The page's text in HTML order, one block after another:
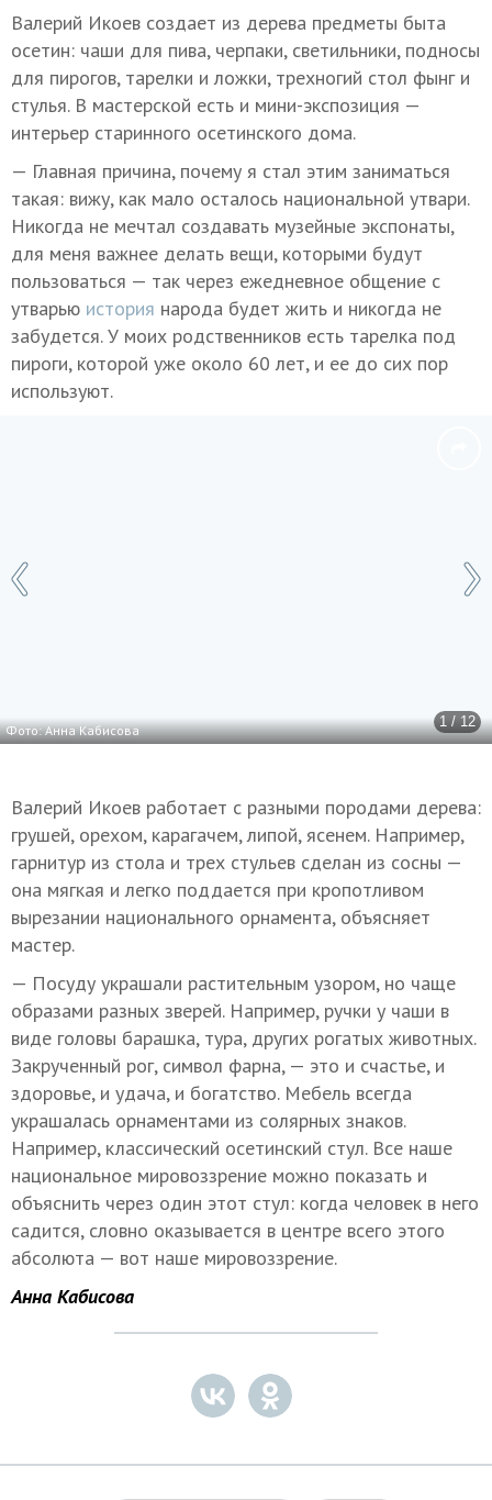
Валерий Икоев создает из дерева предметы быта
осетин: чаши для пива, черпаки, светильники, подносы
для пирогов, тарелки и ложки, трехногий стол фынг и
стулья. В мастерской есть и мини-экспозиция —
интерьер старинного осетинского дома.
— Главная причина, почему я стал этим заниматься
такая: вижу, как мало осталось национальной утвари.
Никогда не мечтал создавать музейные экспонаты,
для меня важнее делать вещи, которыми будут
пользоваться — так через ежедневное общение с
утварью история народа будет жить и никогда не
забудется. У моих родственников есть тарелка под
пироги, которой уже около 60 лет, и ее до сих пор
используют.
1 / 12
Фото: Анна Кабисова
Валерий Икоев работает с разными породами дерева:
грушей, орехом, карагачем, липой, ясенем. Например,
гарнитур из стола и трех стульев сделан из сосны —
она мягкая и легко поддается при кропотливом
вырезании национального орнамента, объясняет
мастер.
— Посуду украшали растительным узором, но чаще
образами разных зверей. Например, ручки у чаши в
виде головы барашка, тура, других рогатых животных.
Закрученный рог, символ фарна, — это и счастье, и
здоровье, и удача, и богатство. Мебель всегда
украшалась орнаментами из солярных знаков.
Например, классический осетинский стул. Все наше
национальное мировоззрение можно показать и
объяснить через один этот стул: когда человек в него
садится, словно оказывается в центре всего этого
абсолюта — вот наше мировоззрение.
Анна Кабисова